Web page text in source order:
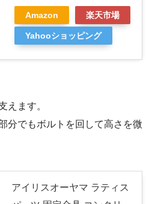
Amazon 楽天市場
Yahooショッピング
えます。
分でもボルトを回して高さを微
アイリスオーヤマ ラティス